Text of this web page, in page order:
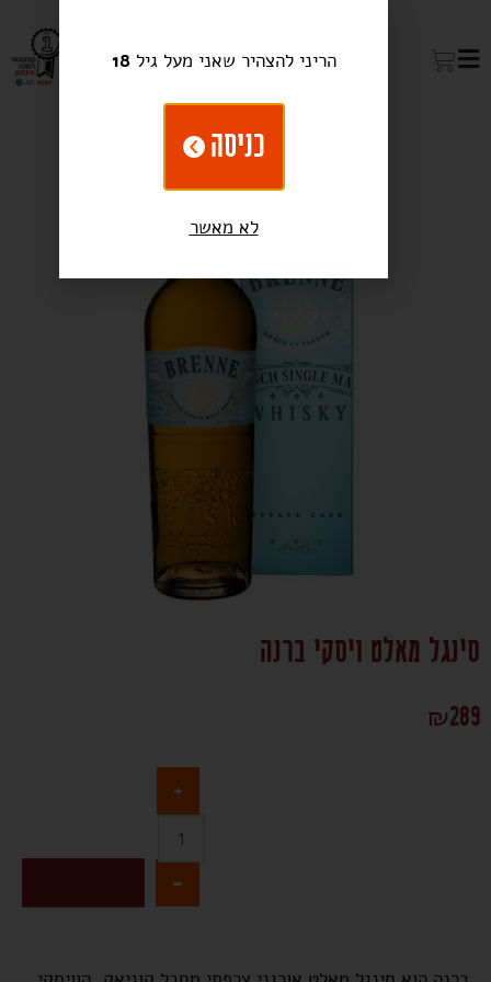
סינגל מאלט ויסקי ברנה
₪289
+
-
הריני להצהיר שאני מעל גיל18
כניסה
לא מאשר